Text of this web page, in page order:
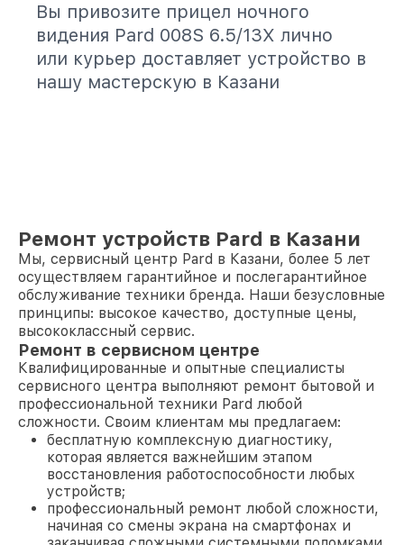
Вы привозите прицел ночного
видения Pard 008S 6.5/13X лично
или курьер доставляет устройство в
нашу мастерскую в Казани
Ремонт устройств Pard в Казани
Мы, сервисный центр Pard в Казани, более 5 лет
осуществляем гарантийное и послегарантийное
обслуживание техники бренда. Наши безусловные
принципы: высокое качество, доступные цены,
высококлассный сервис.
Ремонт в сервисном центре
Квалифицированные и опытные специалисты
сервисного центра выполняют ремонт бытовой и
профессиональной техники Pard любой
сложности. Своим клиентам мы предлагаем:
бесплатную комплексную диагностику,
которая является важнейшим этапом
восстановления работоспособности любых
устройств;
профессиональный ремонт любой сложности,
начиная со смены экрана на смартфонах и